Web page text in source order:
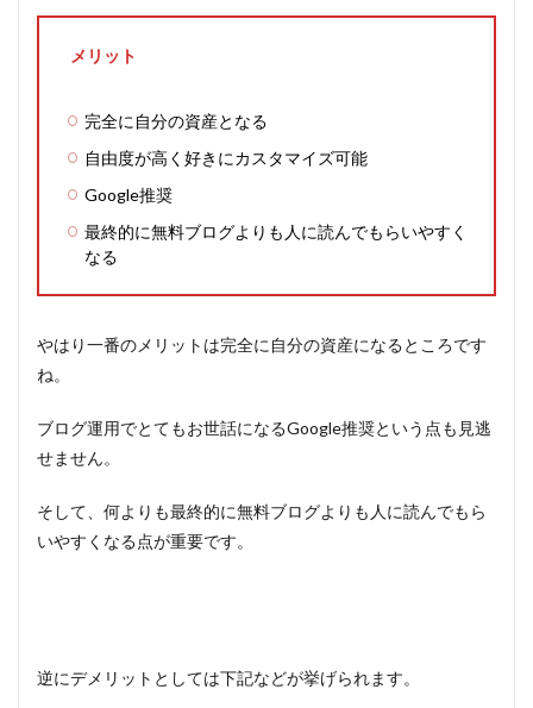
メリット
完全に自分の資産となる
自由度が高く好きにカスタマイズ可能
Google推奨
最終的に無料ブログよりも人に読んでもらいやすく
なる
やはり一番のメリットは完全に自分の資産になるところです
ね。
ブログ運用でとてもお世話になるGoogle推奨という点も見逃
せません。
そして、何よりも最終的に無料ブログよりも人に読んでもら
いやすくなる点が重要です。
逆にデメリットとしては下記などが挙げられます。